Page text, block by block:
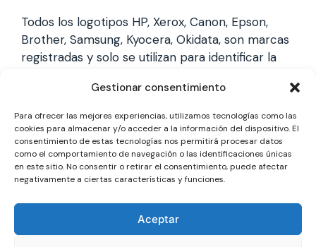
Gestionar consentimiento
Para ofrecer las mejores experiencias, utilizamos tecnologías como las
cookies para almacenar y/o acceder a la información del dispositivo. El
consentimiento de estas tecnologías nos permitirá procesar datos
como el comportamiento de navegación o las identificaciones únicas
en este sitio. No consentir o retirar el consentimiento, puede afectar
negativamente a ciertas características y funciones.
Aceptar
Todos los logotipos HP, Xerox, Canon, Epson,
Brother, Samsung, Kyocera, Okidata, son marcas
registradas y solo se utilizan para identificar la
marcas, y solo reparamos impresoras laser,
somos un servicio técnico especializado y
totalmente independiente.
Los logotipos y marcas son marcas registradas
identificarla, no gestionamos garantías oficiales,
somos un servicio técnico totalmente